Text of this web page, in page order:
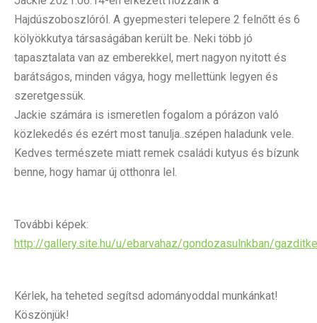
Hajdúszoboszlóról. A gyepmesteri telepere 2 felnőtt és 6
kölyökkutya társaságában került be. Neki több jó
tapasztalata van az emberekkel, mert nagyon nyitott és
barátságos, minden vágya, hogy mellettünk legyen és
szeretgessük.
Jackie számára is ismeretlen fogalom a pórázon való
közlekedés és ezért most tanulja..szépen haladunk vele.
Kedves természete miatt remek családi kutyus és bízunk
benne, hogy hamar új otthonra lel.
További képek:
http://gallery.site.hu/u/ebarvahaz/gondozasulnkban/
Kérlek, ha teheted segítsd adományoddal munkánkat!
Köszönjük!